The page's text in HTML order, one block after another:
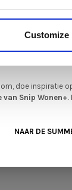
Customize
en de
doe inspiratie
van Snip Wonen+.
NAAR DE